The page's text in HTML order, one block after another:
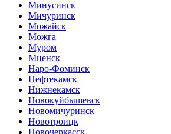
Минусинск
Мичуринск
Можайск
Можга
Муром
Мценск
Наро-Фоминск
Нефтекамск
Нижнекамск
Новокуйбышевск
Новомичуринск
Новотроицк